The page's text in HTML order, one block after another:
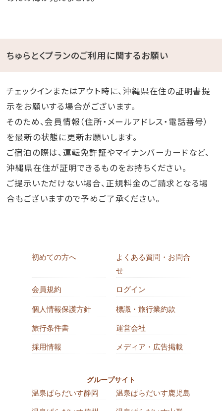
ちゅらとくプランのご利用に関するお願い
チェックインまたはアウト時に、沖縄県在住の証明書提
示をお願いする場合がございます。
そのため、会員情報（住所・メールアドレス・電話番号）
を最新の状態に更新お願いします。
ご宿泊の際は、運転免許証やマイナンバーカードなど、
沖縄県在住が証明できるものをお持ちください。
ご提示いただけない場合、正規料金のご請求となる場
合もございますので予めご了承ください。
初めての方へ
よくある質問・お問合
せ
会員規約 ログイン
個人情報保護方針 標識・旅行業約款
旅行条件書 運営会社
採用情報 メディア・広告掲載
グループサイト
温泉ぱらだいす静岡 温泉ぱらだいす鹿児島